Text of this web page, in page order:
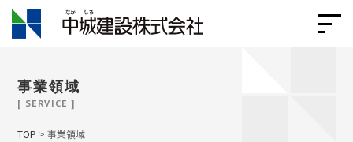
事業領域
[ SERVICE ]
TOP >事業領域